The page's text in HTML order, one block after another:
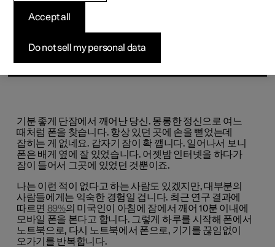
기분 좋게 단잠에서 깨어난 당신. 몽롱한 정신으로 여느
때처럼 폰을 찾습니다. 항상 있던 곳에 손을 뻗었는데
잡히는 게 없네요. 갑자기 잠이 확 깹니다. 일어나서 보니
폰은 배게 옆에 잘 있었습니다. 어젯밤 인터넷을 하다가
잠이 들어서 그곳에 있었던 것뿐이죠.
나는 이런 적이 없다고 하는 사람도 있겠지만, 대부분의
사람들에게는 익숙한 경험일 겁니다. 최근 연구 결과에
따르면 89%의 미국인이 아침에 잠에서 깨어 10분 이내에
모바일 폰을 본다고 합니다. 그렇게 하루를 시작해 폰에서
노트북으로, 다시 노트북에서 폰으로, 기기를 끊임없이
오가기를 반복합니다.
Do not sell my personal data
Accept all